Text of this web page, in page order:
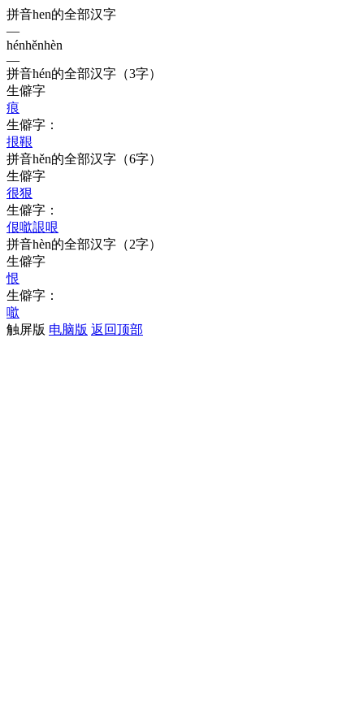
拼音hen的全部汉字
—
hénhěnhèn
—
拼音hén的全部汉字 （3字）
生僻字
痕
生僻字：
拫鞎
拼音hěn的全部汉字 （6字）
生僻字
很狠
生僻字：
佷噷詪哏
拼音hèn的全部汉字 （2字）
生僻字
恨
生僻字：
噷
触屏版 电脑版 返回顶部